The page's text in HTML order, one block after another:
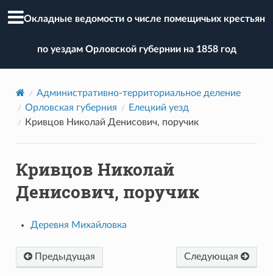
Окладные ведомости о числе помещичьих крестьян
по уездам Орловской губернии на 1858 год
Административно-территориальное деление
Орловская губерния
Елецкий уезд
Кривцов Николай Денисович, поручик
Кривцов Николай
Денисович, поручик
Деревня Михайловка
Предыдущая Следующая